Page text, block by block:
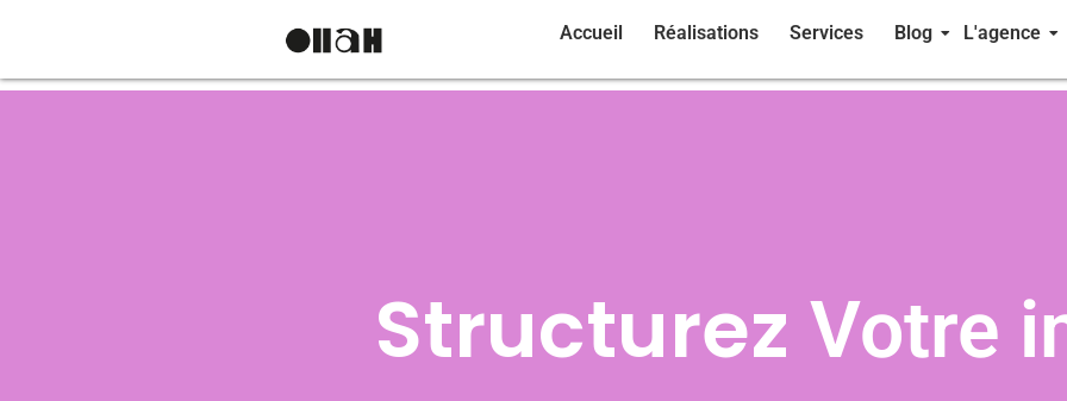
Accueil Réalisations Services Blog L'agence
Structurez Votre